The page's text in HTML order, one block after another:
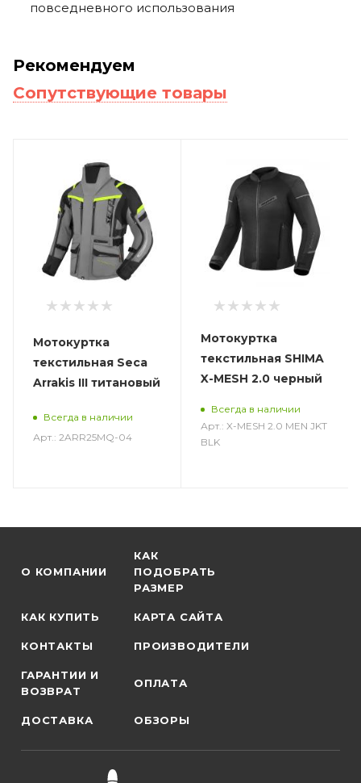
повседневного использования
Рекомендуем
Сопутствующие товары
Мотокуртка
текстильная Seca
Arrakis III титановый
Всегда в наличии
Арт.: 2ARR25MQ-04
Мотокуртка
текстильная SHIMA
X-MESH 2.0 черный
Всегда в наличии
Арт.: X-MESH 2.0 MEN JKT
BLK
О КОМПАНИИ
КАК
ПОДОБРАТЬ
РАЗМЕР
КАК КУПИТЬ КАРТА САЙТА
КОНТАКТЫ ПРОИЗВОДИТЕЛИ
ГАРАНТИИ И
ВОЗВРАТ
ОПЛАТА
ДОСТАВКА ОБЗОРЫ